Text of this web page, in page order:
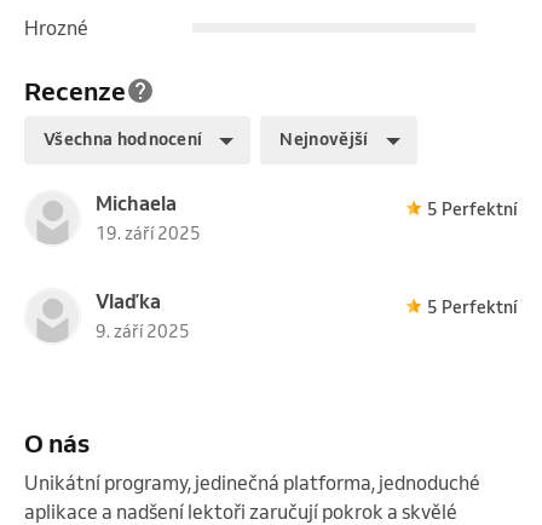
Recenze
Všechna hodnocení Nejnovější
Michaela
19. září 2025
5 Perfektní
Vlaďka
9. září 2025
5 Perfektní
Hrozné
O nás
Unikátní programy, jedinečná platforma, jednoduché
aplikace a nadšení lektoři zaručují pokrok a skvělé